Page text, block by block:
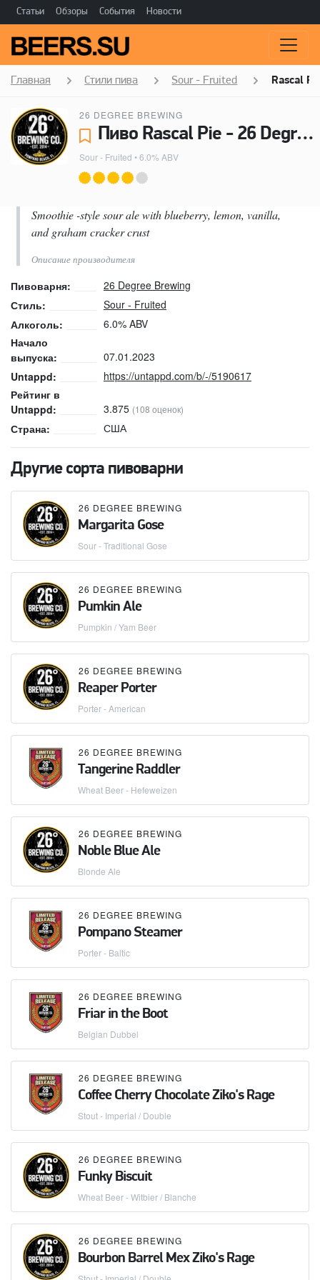
Статьи Обзоры События Новости
Главная Стили пива Sour - Fruited Rascal
26 DEGREE BREWING
Пиво Rascal Pie - 26 Degree Brewing
Sour - Fruited • 6.0% ABV
Smoothie -style sour ale with blueberry, lemon, vanilla,
and graham cracker crust
Описание производителя
Пивоварня:
26 Degree Brewing
Стиль:
Sour - Fruited
Алкоголь:
6.0% ABV
Начало
выпуска:
07.01.2023
Untappd:
https://untappd.com/b/-/5190617
Рейтинг в
Untappd:
3.875 (108 оценок)
Страна: США
Другие сорта пивоварни
26 DEGREE BREWING
Margarita Gose
Sour - Traditional Gose
26 DEGREE BREWING
Pumkin Ale
Pumpkin / Yam Beer
26 DEGREE BREWING
Reaper Porter
Porter - American
26 DEGREE BREWING
Tangerine Raddler
Wheat Beer - Hefeweizen
26 DEGREE BREWING
Noble Blue Ale
Blonde Ale
26 DEGREE BREWING
Pompano Steamer
Porter - Baltic
26 DEGREE BREWING
Friar in the Boot
Belgian Dubbel
26 DEGREE BREWING
Coffee Cherry Chocolate Ziko's Rage
Stout - Imperial / Double
26 DEGREE BREWING
Funky Biscuit
Wheat Beer - Witbier / Blanche
26 DEGREE BREWING
Bourbon Barrel Mex Ziko's Rage